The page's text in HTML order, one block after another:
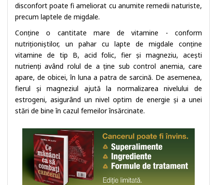
disconfort poate fi ameliorat cu anumite remedii naturiste,
precum laptele de migdale.
Conține o cantitate mare de vitamine - conform
nutriționiștilor, un pahar cu lapte de migdale conține
vitamine de tip B, acid folic, fier și magneziu, acești
nutrienți având rolul de a ține sub control anemia, care
apare, de obicei, în luna a patra de sarcină. De asemenea,
fierul și magneziul ajută la normalizarea nivelului de
estrogeni, asigurând un nivel optim de energie și a unei
stări de bine în cazul femeilor însărcinate.